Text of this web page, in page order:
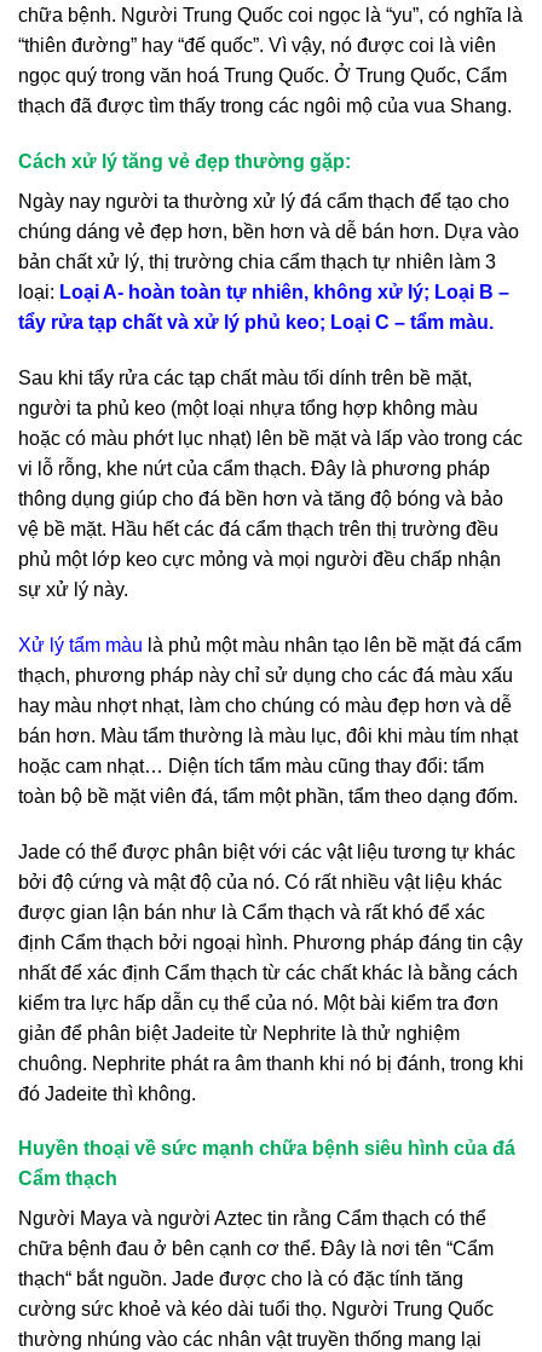
chữa bệnh. Người Trung Quốc coi ngọc là “yu”, có nghĩa là
“thiên đường” hay “đế quốc”. Vì vậy, nó được coi là viên
ngọc quý trong văn hoá Trung Quốc. Ở Trung Quốc, Cẩm
thạch đã được tìm thấy trong các ngôi mộ của vua Shang.
Cách xử lý tăng vẻ đẹp thường gặp:
Ngày nay người ta thường xử lý đá cẩm thạch để tạo cho
chúng dáng vẻ đẹp hơn, bền hơn và dễ bán hơn. Dựa vào
bản chất xử lý, thị trường chia cẩm thạch tự nhiên làm 3
loại: Loại A- hoàn toàn tự nhiên, không xử lý; Loại B –
tẩy rửa tạp chất và xử lý phủ keo; Loại C – tẩm màu.
Sau khi tẩy rửa các tạp chất màu tối dính trên bề mặt,
người ta phủ keo (một loại nhựa tổng hợp không màu
hoặc có màu phớt lục nhạt) lên bề mặt và lấp vào trong các
vi lỗ rỗng, khe nứt của cẩm thạch. Đây là phương pháp
thông dụng giúp cho đá bền hơn và tăng độ bóng và bảo
vệ bề mặt. Hầu hết các đá cẩm thạch trên thị trường đều
phủ một lớp keo cực mỏng và mọi người đều chấp nhận
sự xử lý này.
Xử lý tẩm màu là phủ một màu nhân tạo lên bề mặt đá cẩm
thạch, phương pháp này chỉ sử dụng cho các đá màu xấu
hay màu nhợt nhạt, làm cho chúng có màu đẹp hơn và dễ
bán hơn. Màu tẩm thường là màu lục, đôi khi màu tím nhạt
hoặc cam nhạt… Diện tích tẩm màu cũng thay đổi: tẩm
toàn bộ bề mặt viên đá, tẩm một phần, tẩm theo dạng đốm.
Jade có thể được phân biệt với các vật liệu tương tự khác
bởi độ cứng và mật độ của nó. Có rất nhiều vật liệu khác
được gian lận bán như là Cẩm thạch và rất khó để xác
định Cẩm thạch bởi ngoại hình. Phương pháp đáng tin cậy
nhất để xác định Cẩm thạch từ các chất khác là bằng cách
kiểm tra lực hấp dẫn cụ thể của nó. Một bài kiểm tra đơn
giản để phân biệt Jadeite từ Nephrite là thử nghiệm
chuông. Nephrite phát ra âm thanh khi nó bị đánh, trong khi
đó Jadeite thì không.
Huyền thoại về sức mạnh chữa bệnh siêu hình của đá
Cẩm thạch
Người Maya và người Aztec tin rằng Cẩm thạch có thể
chữa bệnh đau ở bên cạnh cơ thể. Đây là nơi tên “Cẩm
thạch“ bắt nguồn. Jade được cho là có đặc tính tăng
cường sức khoẻ và kéo dài tuổi thọ. Người Trung Quốc
thường nhúng vào các nhân vật truyền thống mang lại